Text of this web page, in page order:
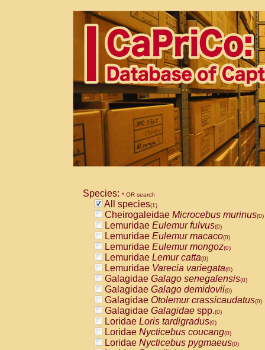
Species: * OR search
All species(1)
Cheirogaleidae Microcebus murinus(0)
Lemuridae Eulemur fulvus(0)
Lemuridae Eulemur macaco(0)
Lemuridae Eulemur mongoz(0)
Lemuridae Lemur catta(0)
Lemuridae Varecia variegata(0)
Galagidae Galago senegalensis(0)
Galagidae Galago demidovii(0)
Galagidae Otolemur crassicaudatus(0)
Galagidae Galagidae spp.(0)
Loridae Loris tardigradus(0)
Loridae Nycticebus coucang(0)
Loridae Nycticebus pygmaeus(0)